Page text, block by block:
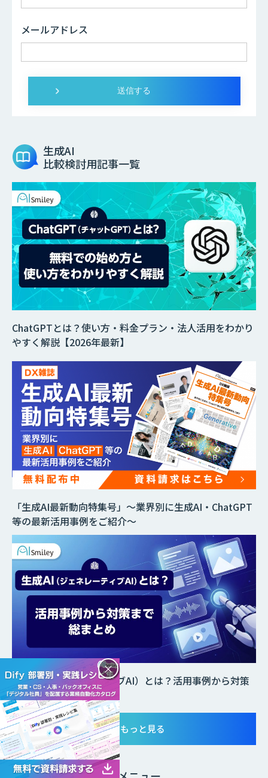
メールアドレス
生成AI
比較検討用記事一覧
生成AI（ジェネレーティブAI）とは？活用事例から対策
まで総まとめ
ChatGPTとは？使い方・料金プラン・法人活用をわかり
やすく解説【2026年最新】
「生成AI最新動向特集号」～業界別に生成AI・ChatGPT
等の最新活用事例をご紹介～
もっと見る
×